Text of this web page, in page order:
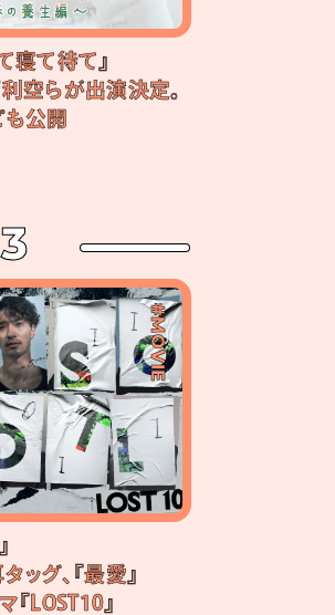
寝て待て』
空らが出演決定。
公開
3
#MOVIE
グ、『最愛』
『LOST10』